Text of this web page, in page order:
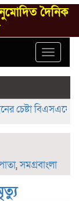
দৈনিক
Toggle
বিএসএফের,
,সমগ্রবাংলা